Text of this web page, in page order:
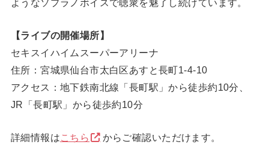
【ライブの開催場所】
セキスイハイムスーパーアリーナ
住所：宮城県仙台市太白区あすと長町1-4-10
アクセス：地下鉄南北線「長町駅」から徒歩約10分、
JR「長町駅」から徒歩約10分
詳細情報はこちら からご確認いただけます。